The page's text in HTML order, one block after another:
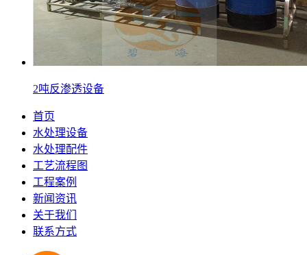
2吨反渗透设备
首页
水处理设备
水处理配件
工艺流程图
工程案例
新闻资讯
关于我们
联系方式